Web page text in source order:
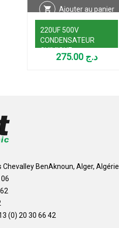
Ajouter au panier
220UF 500V
CONDENSATEUR
CHIMIQUE
د.ج 275.00
BenAknoun, Alger, Algérie
(0) 20 30 66 42